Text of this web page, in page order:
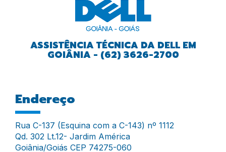
ASSISTÊNCIA TÉCNICA DA DELL EM
GOIÂNIA - (62) 3626-2700
Endereço
Rua C-137 (Esquina com a C-143) nº 1112
Qd. 302 Lt.12- Jardim América
Goiânia/Goiás CEP 74275-060